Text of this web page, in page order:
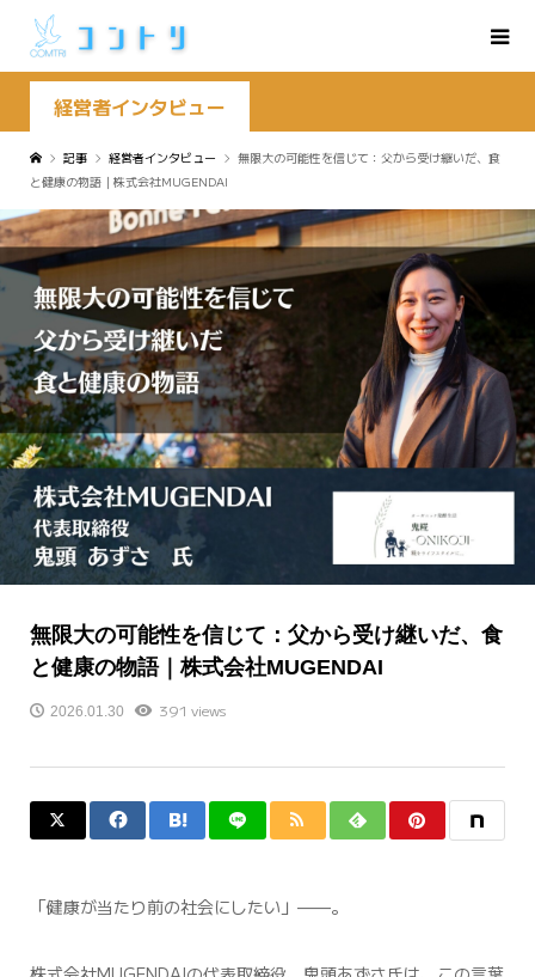
経営者インタビュー
記事 経営者インタビュー
無限大の可能性を信じて：父から受け継いだ、食
と健康の物語｜株式会社MUGENDAI
無限大の可能性を信じて：父から受け継いだ、食
と健康の物語｜株式会社MUGENDAI
2026.01.30 391 views
「健康が当たり前の社会にしたい」——。